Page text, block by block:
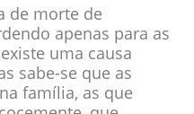
de morte de
apenas para as
uma causa
sabe-se que as
família, as que